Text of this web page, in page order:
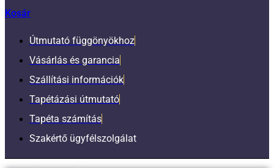
Kosár
Útmutató függönyökhoz
Vásárlás és garancia
Szállítási információk
Tapétázási útmutató
Tapéta számítás
Szakértő ügyfélszolgálat